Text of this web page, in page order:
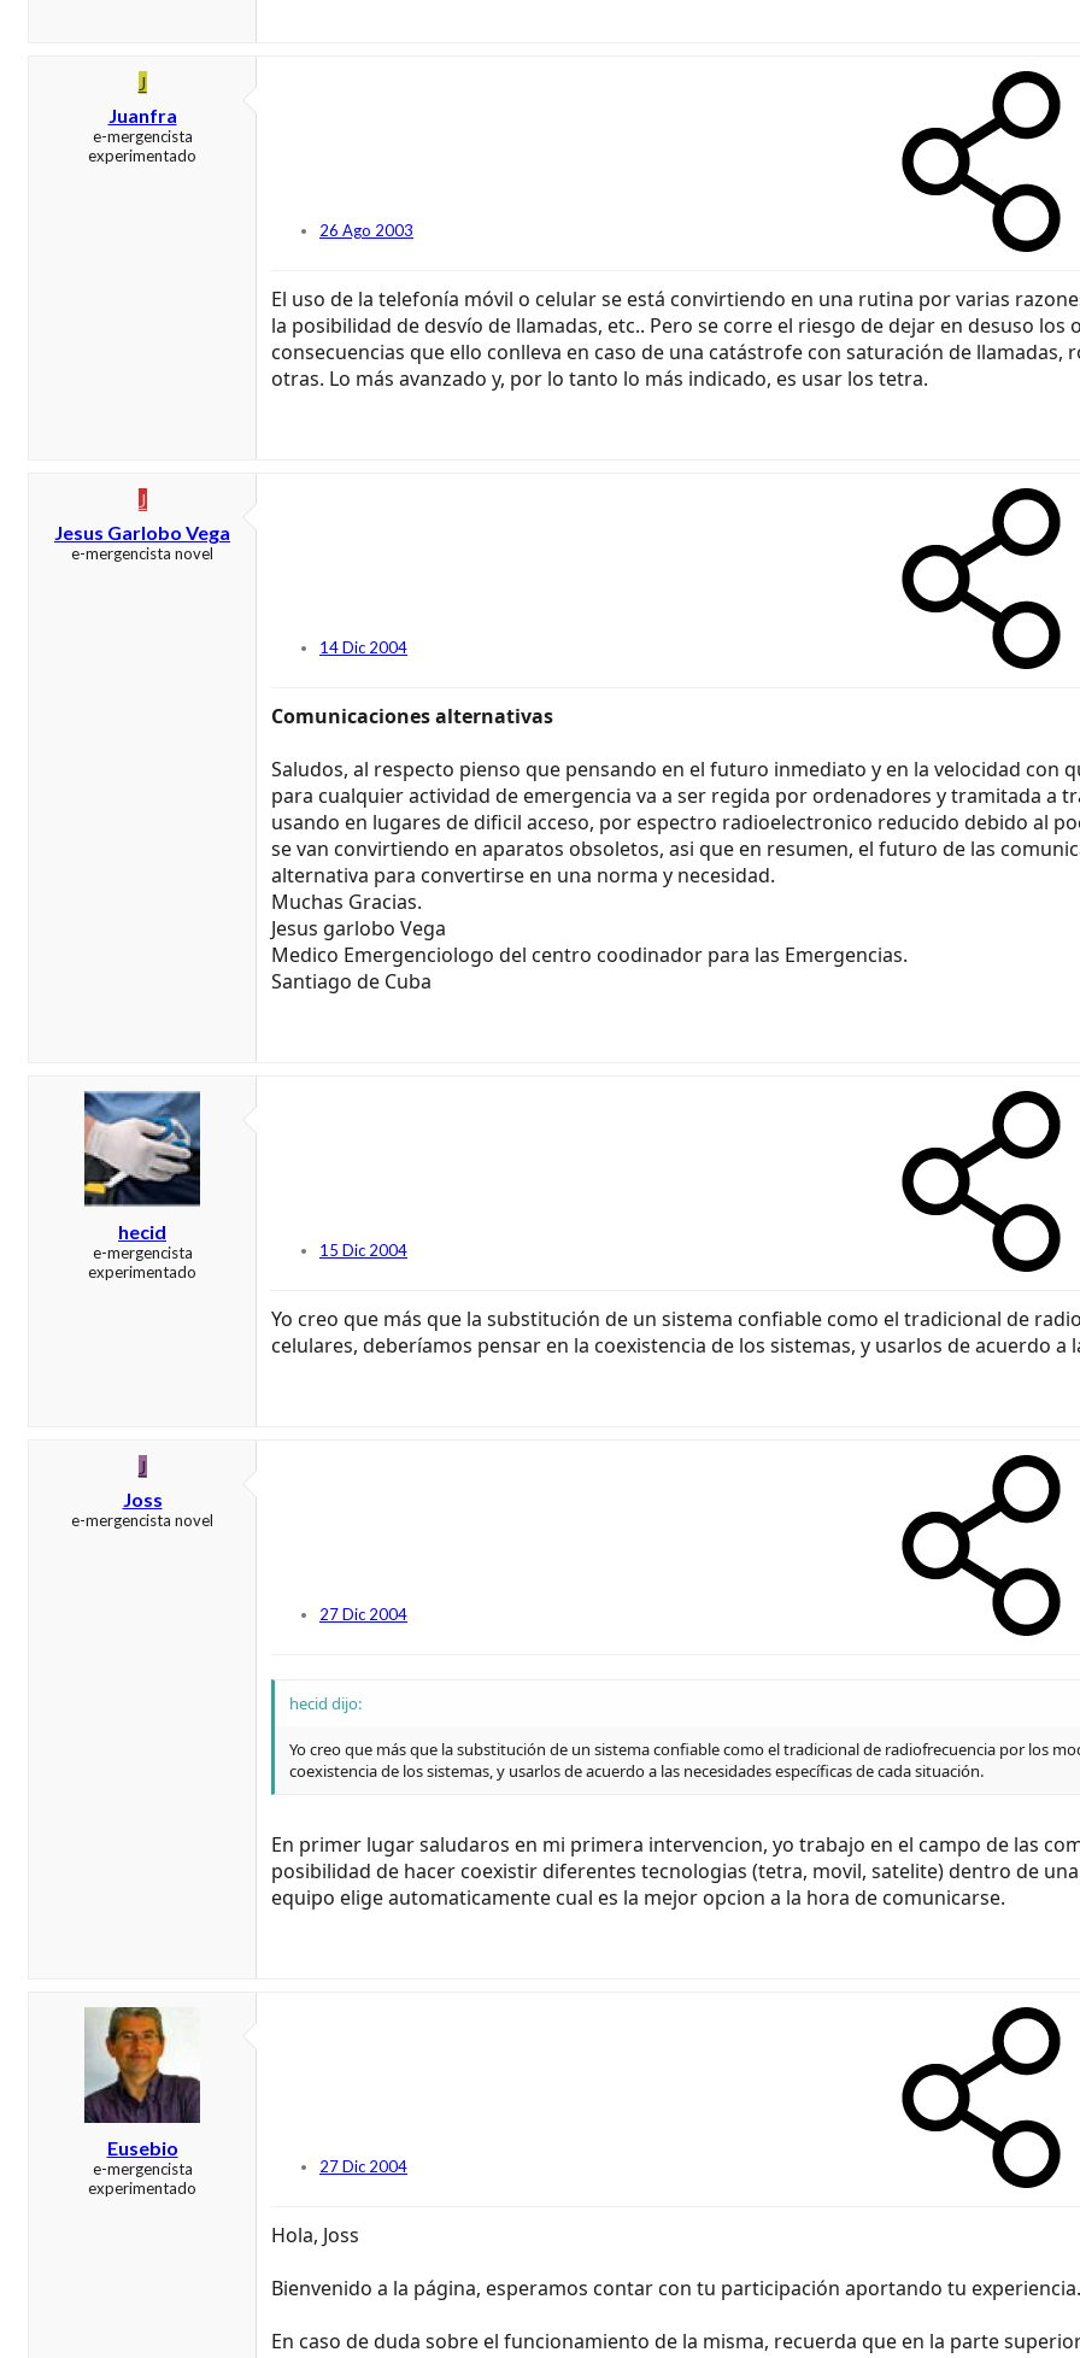
J
Juanfra
e-mergencista
experimentado
26 Ago 2003
El uso de la telefonía móvil o celular se está convirtiendo en una rutina por varias
la posibilidad de desvío de llamadas, etc.. Pero se corre el riesgo de dejar en desuso
consecuencias que ello conlleva en caso de una catástrofe con saturación de
otras. Lo más avanzado y, por lo tanto lo más indicado, es usar los tetra.
J
Jesus Garlobo Vega
e-mergencista novel
14 Dic 2004
Comunicaciones alternativas
Saludos, al respecto pienso que pensando en el futuro inmediato y en la velocidad con
para cualquier actividad de emergencia va a ser regida por ordenadores y tramitada a
usando en lugares de dificil acceso, por espectro radioelectronico reducido debido al
se van convirtiendo en aparatos obsoletos, asi que en resumen, el futuro de las
alternativa para convertirse en una norma y necesidad.
Muchas Gracias.
Jesus garlobo Vega
Medico Emergenciologo del centro coodinador para las Emergencias.
Santiago de Cuba
hecid
e-mergencista
experimentado
15 Dic 2004
Yo creo que más que la substitución de un sistema confiable como el tradicional de
celulares, deberíamos pensar en la coexistencia de los sistemas, y usarlos de acuerdo a
J
Joss
e-mergencista novel
27 Dic 2004
hecid dijo:
Yo creo que más que la substitución de un sistema confiable como el tradicional de radiofrecuencia por los
coexistencia de los sistemas, y usarlos de acuerdo a las necesidades específicas de cada situación.
En primer lugar saludaros en mi primera intervencion, yo trabajo en el campo de las
posibilidad de hacer coexistir diferentes tecnologias (tetra, movil, satelite) dentro de
equipo elige automaticamente cual es la mejor opcion a la hora de comunicarse.
Eusebio
e-mergencista
experimentado
27 Dic 2004
Hola, Joss
Bienvenido a la página, esperamos contar con tu participación aportando tu experiencia.
En caso de duda sobre el funcionamiento de la misma, recuerda que en la parte